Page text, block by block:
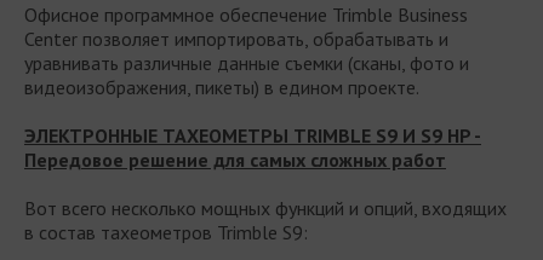
Офисное программное обеспечение Trimble Business
Center позволяет импортировать, обрабатывать и
уравнивать различные данные съемки (сканы, фото и
видеоизображения, пикеты) в едином проекте.
ЭЛЕКТРОННЫЕ ТАХЕОМЕТРЫ TRIMBLE S9 И S9 HP -
Передовое решение для самых сложных работ
Вот всего несколько мощных функций и опций, входящих
в состав тахеометров Trimble S9: